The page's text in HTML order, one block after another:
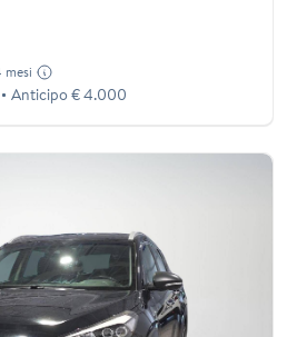
mesi
Anticipo € 4.000